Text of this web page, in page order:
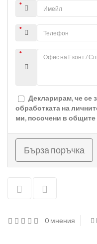
*
*
*
Декларирам, че се
обработката на
ми, посочени в общите
Бърза поръчка
0 мнения